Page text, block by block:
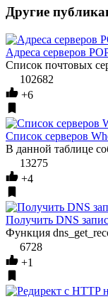
Другие
Адреса серверов
Список почтовых
102682
+6
Список серверов
В данной таблице
13275
+4
Получить DNS
Функция
6728
+1